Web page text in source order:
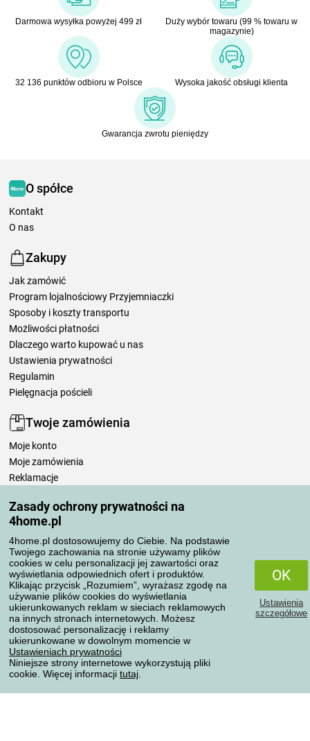
Zasady ochrony prywatności na
4home.pl
4home.pl dostosowujemy do Ciebie. Na podstawie
Twojego zachowania na stronie używamy plików
cookies w celu personalizacji jej zawartości oraz
wyświetlania odpowiednich ofert i produktów.
Klikając przycisk „Rozumiem”, wyrażasz zgodę na
używanie plików cookies do wyświetlania
ukierunkowanych reklam w sieciach reklamowych
na innych stronach internetowych. Możesz
dostosować personalizację i reklamy
ukierunkowane w dowolnym momencie w
Ustawieniach prywatności
Niniejsze strony internetowe wykorzystują pliki
cookie. Więcej informacji tutaj
OK
Ustawienia
szczegółowe
Darmowa wysyłka powyżej 499 zł
Duży wybór towaru (99 % towaru w
magazynie)
32 136 punktów odbioru w Polsce Wysoka jakość obsługi klienta
Gwarancja zwrotu pieniędzy
O spółce
Kontakt
O nas
Zakupy
Jak zamówić
Program lojalnościowy Przyjemniaczki
Sposoby i koszty transportu
Możliwości płatności
Dlaczego warto kupować u nas
Ustawienia prywatności
Regulamin
Pielęgnacja pościeli
Twoje zamówienia
Moje konto
Moje zamówienia
Reklamacje
Zasady przetwarzania recenzji
Sposoby transportu
Metody płatności
Niezawodny sklep